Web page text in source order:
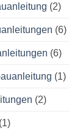
(2)
(6)
(6)
(1)
(2)
(1)